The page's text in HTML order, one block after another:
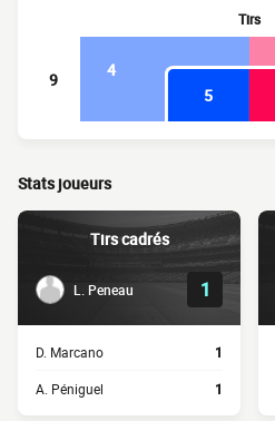
Tirs
9 4
5
Stats joueurs
Tirs cadrés
L. Peneau 1
D. Marcano 1
A. Péniguel 1